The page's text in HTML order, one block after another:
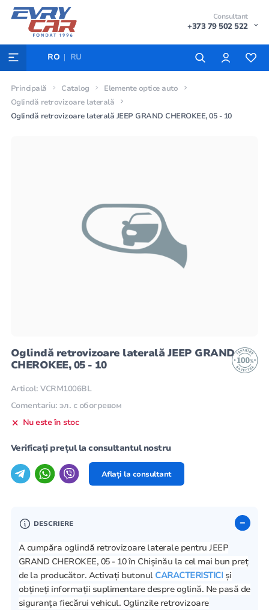
Consultant
+373 79 502 522
RO RU
Principală Catalog
Elemente optice auto
Oglindă retrovizoare laterală
Oglindă retrovizoare laterală JEEP GRAND CHEROKEE, 05 - 10
Oglindă retrovizoare laterală JEEP GRAND
CHEROKEE, 05 - 10
Articol: VCRM1006BL
Comentariu: эл. с обогревом
Nu este în stoc
Verificați prețul la consultantul nostru
Aflați la consultant
DESCRIERE
A cumpăra oglindă retrovizoare laterale pentru JEEP
GRAND CHEROKEE, 05 - 10 în Chișinău la cel mai bun preț
de la producător. Activați butonul CARACTERISTICI și
obțineți informații suplimentare despre oglină. Ne pasă de
siguranța fiecărui vehicul. Oglinzile retrovizoare